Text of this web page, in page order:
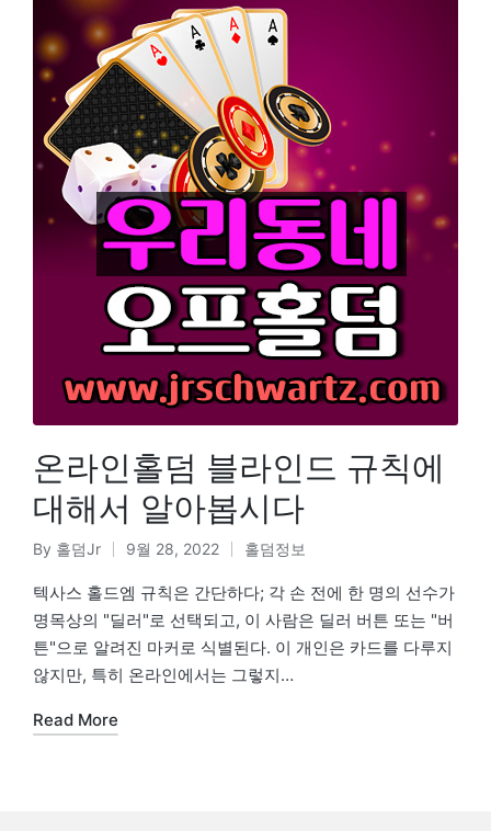
온라인홀덤 블라인드 규칙에
대해서 알아봅시다
By 홀덤Jr 9월 28, 2022 홀덤정보
텍사스 홀드엠 규칙은 간단하다; 각 손 전에 한 명의 선수가
명목상의 "딜러"로 선택되고, 이 사람은 딜러 버튼 또는 "버
튼"으로 알려진 마커로 식별된다. 이 개인은 카드를 다루지
않지만, 특히 온라인에서는 그렇지…
Read More